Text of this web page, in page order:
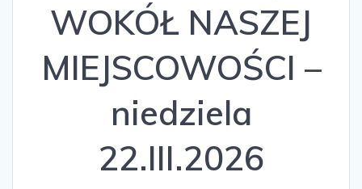
WOKÓŁ NASZEJ
MIEJSCOWOŚCI –
niedziela
22.III.2026